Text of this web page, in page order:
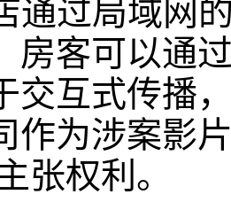
过局域网的
房客可以通
交互式传播
作为涉案影
张权利。